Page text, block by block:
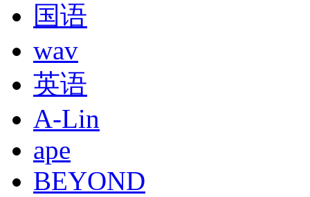
国语
wav
英语
A-Lin
ape
BEYOND